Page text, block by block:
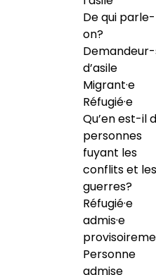
De qui
on?
d’asile
Migrant·e
Réfugié·e
Qu’en est-il
personnes
fuyant les
conflits et les
guerres?
Réfugié·e
admis·e
Personne
admise